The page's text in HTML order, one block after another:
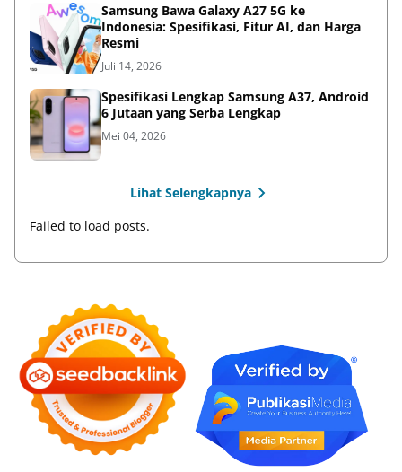
Samsung Bawa Galaxy A27 5G ke
Indonesia: Spesifikasi, Fitur AI, dan Harga
Resmi
Juli 14, 2026
Spesifikasi Lengkap Samsung A37, Android
6 Jutaan yang Serba Lengkap
Mei 04, 2026
Lihat Selengkapnya
Failed to load posts.